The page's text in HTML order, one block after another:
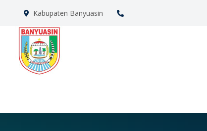
Kabupaten Banyuasin